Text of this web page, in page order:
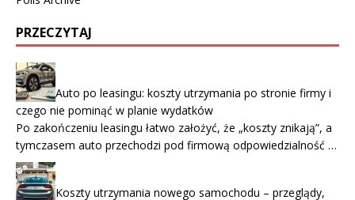
PRZECZYTAJ
Auto po leasingu: koszty utrzymania po stronie firmy i
czego nie pominąć w planie wydatków
Po zakończeniu leasingu łatwo założyć, że „koszty znikają”, a
tymczasem auto przechodzi pod firmową odpowiedzialność …
Koszty utrzymania nowego samochodu – przeglądy,